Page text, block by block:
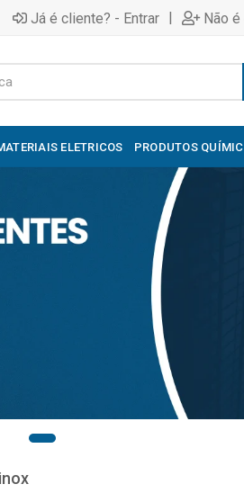
Já é cliente? - Entrar | Não
ELETRICOS PRODUTOS